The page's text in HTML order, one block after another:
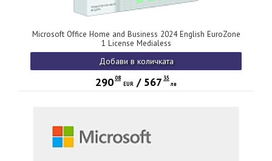
Microsoft Office Home and Business 2024 English EuroZone
1 License Medialess
Добави в количката
29008
EUR / 567 35
лв